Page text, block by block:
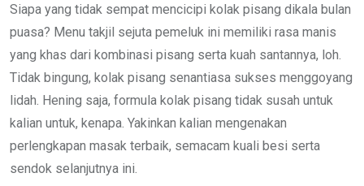
Siapa yang tidak sempat mencicipi kolak pisang dikala bulan
puasa? Menu takjil sejuta pemeluk ini memiliki rasa manis
yang khas dari kombinasi pisang serta kuah santannya, loh.
Tidak bingung, kolak pisang senantiasa sukses menggoyang
lidah. Hening saja, formula kolak pisang tidak susah untuk
kalian untuk, kenapa. Yakinkan kalian mengenakan
perlengkapan masak terbaik, semacam kuali besi serta
sendok selanjutnya ini.